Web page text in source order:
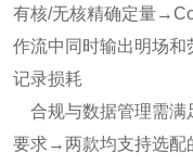
有核/无核精确定量
作流中同时输出明场
记录损耗
合规与数据管理需满
要求→两款均支持选配